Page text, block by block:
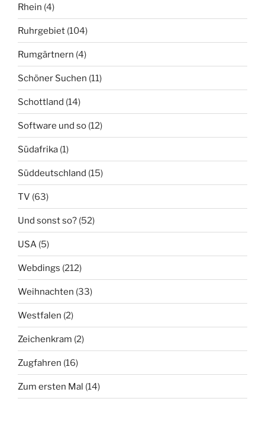
Rhein (4)
Ruhrgebiet (104)
Rumgärtnern (4)
Schöner Suchen (11)
Schottland (14)
Software und so (12)
Südafrika (1)
Süddeutschland (15)
TV (63)
Und sonst so? (52)
USA (5)
Webdings (212)
Weihnachten (33)
Westfalen (2)
Zeichenkram (2)
Zugfahren (16)
Zum ersten Mal (14)